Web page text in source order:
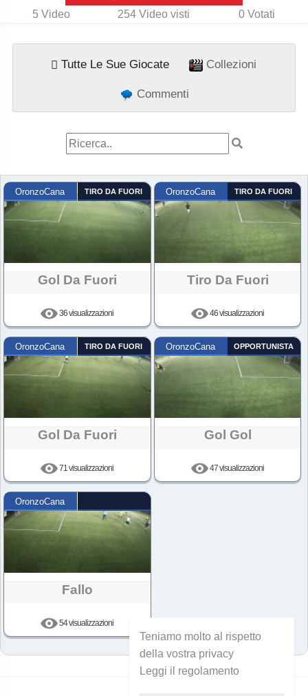
5 Video 254 Video visti 0 Votati
Tutte Le Sue Giocate Collezioni
Commenti
OronzoCana TIRO DA FUORI
Gol Da Fuori
36 visualizzazioni
OronzoCana TIRO DA FUORI
Tiro Da Fuori
46 visualizzazioni
OronzoCana TIRO DA FUORI
Gol Da Fuori
71 visualizzazioni
OronzoCana OPPORTUNISTA
Gol Gol
47 visualizzazioni
OronzoCana
Fallo
54 visualizzazioni
Teniamo molto al rispetto
della vostra privacy
Leggi il regolamento